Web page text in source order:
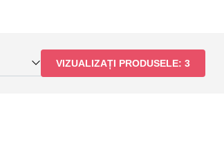
VIZUALIZAȚI PRODUSELE: 3